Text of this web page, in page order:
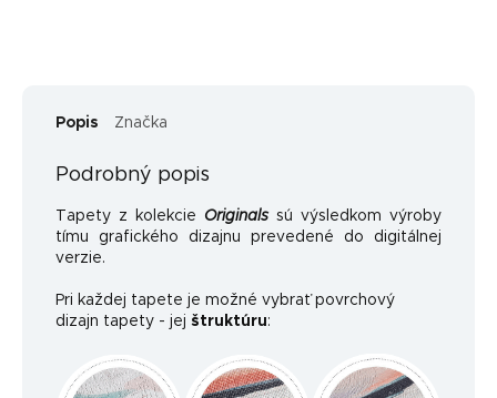
Popis Značka
Podrobný popis
Tapety z kolekcie Originals sú výsledkom výroby
tímu grafického dizajnu prevedené do digitálnej
verzie.
Pri každej tapete je možné vybrať povrchový
dizajn tapety - jej štruktúru: